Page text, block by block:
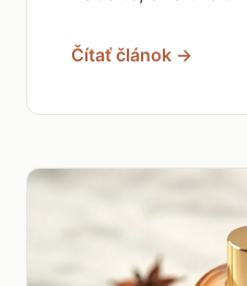
Čítať článok →